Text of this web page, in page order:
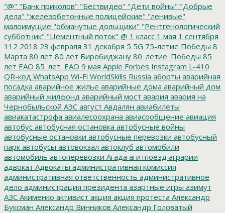
"@" "Банк приколов" "Бествидео" "Дети войны" "Добрые
дела" "железобетонные полицейские" "ленивые"
малоимущие "обманутые дольщики" "Рентгенологический
субботник" "Цементный поток" @ 1 класс 1 мая 1 сентября
112 2018 23 февраля 31 декабря 5 5G 75-летие Победы 8
Марта 80 лет 80 лет Биробиджану 80_летие_Победы 85
лет ЕАО 85_лет_ЕАО 9 мая Apple Forbes Instagram L-410
QR-код WhatsApp Wi-Fi WorldSkills Russia аборты аварийная
посадка аварийное жилье аварийные дома аварийный дом
аварийный жилфонд аварийный мост авария авария на
Чернобыльской АЭС август Авдалян авиабилеты
авиакатастрофа авиалесоохрана авиасообщение авиация
автобус автобусная остановка автобусные войны
автобусные остановки автобусные перевозки автобусный
парк автобусы автовокзал автоклуб автомобили
автомобиль автоперевозки Агада агитпоезд аграрии
адвокат Адвокаты административная комиссия
административная ответственность административное
дело администрация президента азартные игры азимут
АЗС Акименко активист акция акция протеста Александр
Буксман Александр Винников Александр Головатый